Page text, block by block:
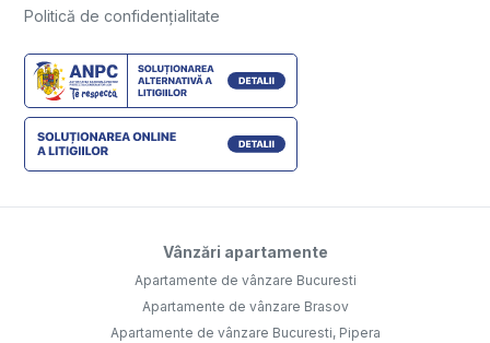
Politică de confidențialitate
Vânzări apartamente
Apartamente de vânzare Bucuresti
Apartamente de vânzare Brasov
Apartamente de vânzare Bucuresti, Pipera